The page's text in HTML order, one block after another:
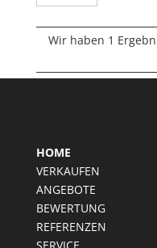
Wir haben 1
HOME
VERKAUFEN
ANGEBOTE
BEWERTUNG
REFERENZEN
SERVICE